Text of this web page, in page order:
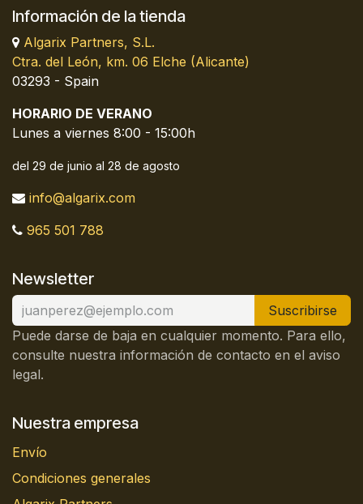
Información de la tienda
Algarix Partners, S.L.
Ctra. del León, km. 06 Elche (Alicante)
03293 - Spain
HORARIO DE VERANO
Lunes a viernes 8:00 - 15:00h
del 29 de junio al 28 de agosto
info@algarix.com
965 501 788
Newsletter
Suscribirse
Puede darse de baja en cualquier momento. Para ello,
consulte nuestra información de contacto en el aviso
legal.
Nuestra empresa
Envío
Condiciones generales